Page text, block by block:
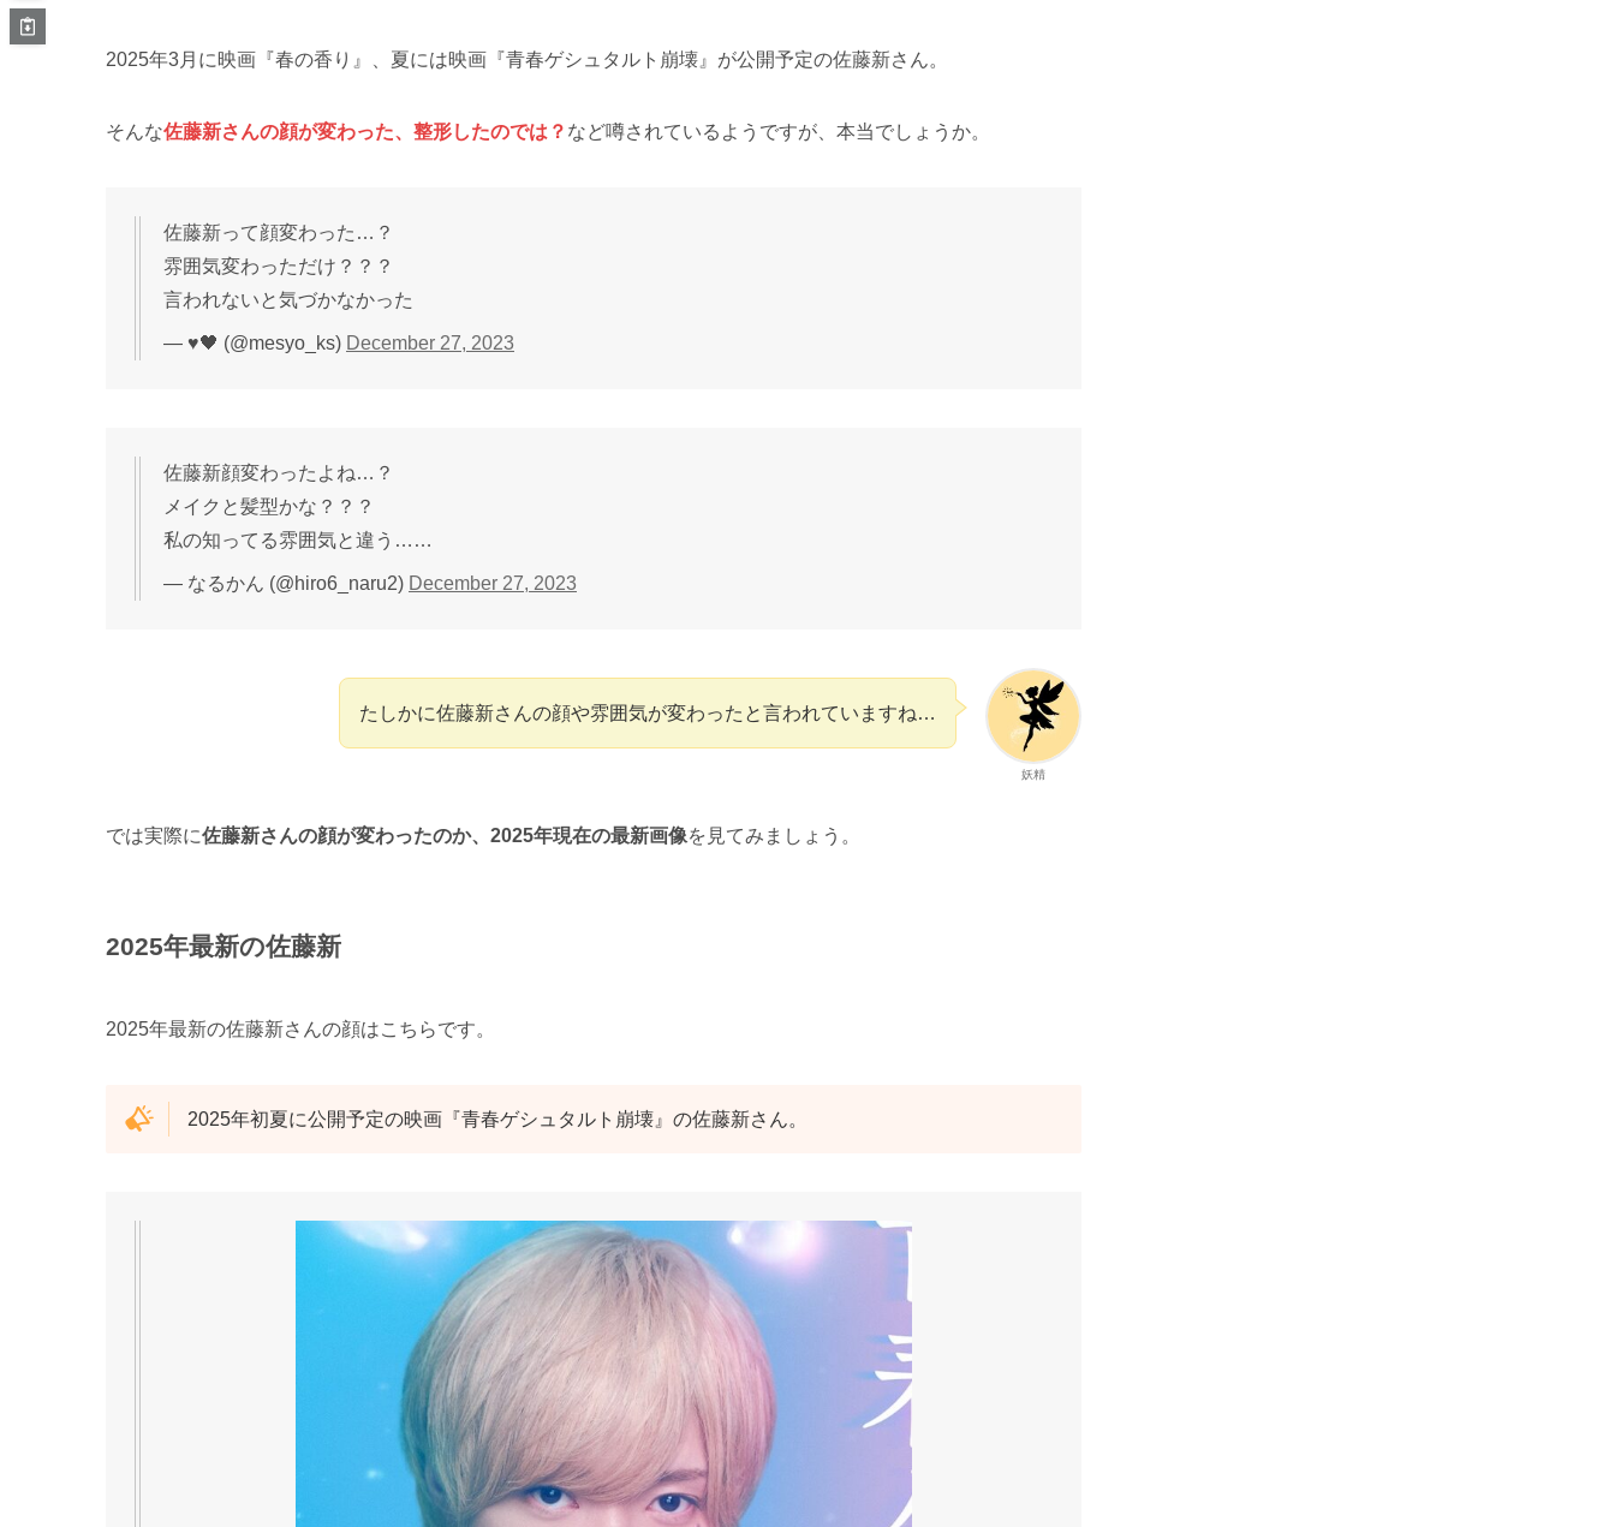
2025年3月に映画『春の香り』、夏には映画『青春ゲシュタルト崩壊』が公開予定の佐藤新さん。
そんな佐藤新さんの顔が変わった、整形したのでは？ など噂されているようですが、本当でしょうか。
佐藤新って顔変わった…？
雰囲気変わっただけ？？？
言われないと気づかなかった
— ♥️🖤 (@mesyo_ks) December 27, 2023
佐藤新顔変わったよね…？
メイクと髪型かな？？？
私の知ってる雰囲気と違う……
— なるかん (@hiro6_naru2) December 27, 2023
妖精
たしかに佐藤新さんの顔や雰囲気が変わったと言われていますね…
では実際に佐藤新さんの顔が変わったのか、2025年現在の最新画像を見てみましょう。
2025年最新の佐藤新
2025年最新の佐藤新さんの顔はこちらです。
2025年初夏に公開予定の映画『青春ゲシュタルト崩壊』の佐藤新さん。